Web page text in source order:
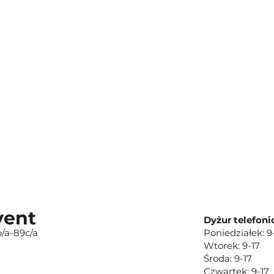
a-89c/a
Dyżur
Poniedziałek:
Wtorek: 9-17
Środa: 9-17
Czwartek: 9-17